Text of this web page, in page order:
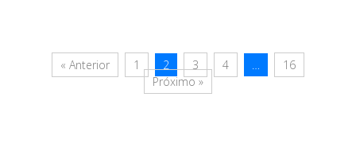
« Anterior 1 2 3 4 …
16
Próximo »